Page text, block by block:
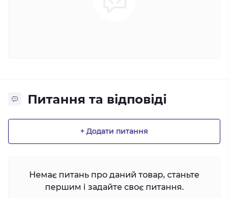
Питання та відповіді
+ Додати питання
Немає питань про даний товар, станьте
першим і задайте своє питання.